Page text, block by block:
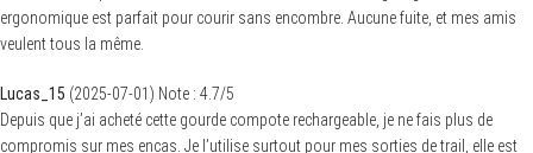
ergonomique est parfait pour courir sans encombre. Aucune fuite, et mes amis
veulent tous la même.
Lucas_15 (2025-07-01) Note : 4.7/5
Depuis que j’ai acheté cette gourde compote rechargeable, je ne fais plus de
compromis sur mes encas. Je l’utilise surtout pour mes sorties de trail, elle est